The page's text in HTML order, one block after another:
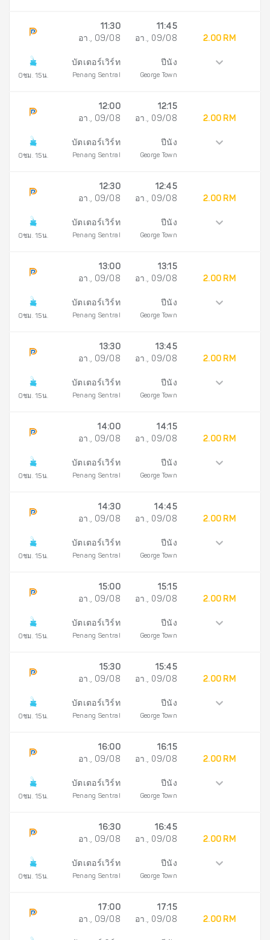
0ชม. 15น.
11:30
อา., 09/08
บัตเตอร์เวิร์ท
Penang Sentral
11:45
อา., 09/08
ปีนัง
George Town
2.00 RM
0ชม. 15น.
12:00
อา., 09/08
บัตเตอร์เวิร์ท
Penang Sentral
12:15
อา., 09/08
ปีนัง
George Town
2.00 RM
0ชม. 15น.
12:30
อา., 09/08
บัตเตอร์เวิร์ท
Penang Sentral
12:45
อา., 09/08
ปีนัง
George Town
2.00 RM
0ชม. 15น.
13:00
อา., 09/08
บัตเตอร์เวิร์ท
Penang Sentral
13:15
อา., 09/08
ปีนัง
George Town
2.00 RM
0ชม. 15น.
13:30
อา., 09/08
บัตเตอร์เวิร์ท
Penang Sentral
13:45
อา., 09/08
ปีนัง
George Town
2.00 RM
0ชม. 15น.
14:00
อา., 09/08
บัตเตอร์เวิร์ท
Penang Sentral
14:15
อา., 09/08
ปีนัง
George Town
2.00 RM
0ชม. 15น.
14:30
อา., 09/08
บัตเตอร์เวิร์ท
Penang Sentral
14:45
อา., 09/08
ปีนัง
George Town
2.00 RM
0ชม. 15น.
15:00
อา., 09/08
บัตเตอร์เวิร์ท
Penang Sentral
15:15
อา., 09/08
ปีนัง
George Town
2.00 RM
0ชม. 15น.
15:30
อา., 09/08
บัตเตอร์เวิร์ท
Penang Sentral
15:45
อา., 09/08
ปีนัง
George Town
2.00 RM
0ชม. 15น.
16:00
อา., 09/08
บัตเตอร์เวิร์ท
Penang Sentral
16:15
อา., 09/08
ปีนัง
George Town
2.00 RM
0ชม. 15น.
16:30
อา., 09/08
บัตเตอร์เวิร์ท
Penang Sentral
16:45
อา., 09/08
ปีนัง
George Town
2.00 RM
17:00
อา., 09/08
17:15
อา., 09/08
2.00 RM